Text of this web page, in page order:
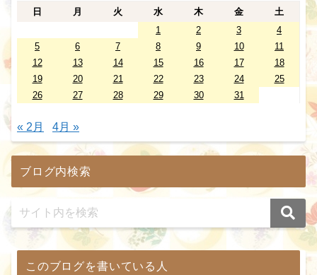
日 月 火 水 木 金
土
1
2 3
4
5
6 7 8 9 10
11
12
13 14 15 16 17
18
19
20 21 22 23 24
25
26
27 28 29 30 31
« 2月 4月 »
ブログ内検索
このブログを書いている人